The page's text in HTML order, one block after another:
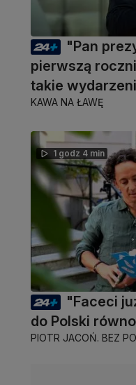
"Pan
pierwszą
takie
KAWA NA ŁAWĘ
1 godz 4 min
"Faceci
do Polski
PIOTR JACOŃ. BEZ